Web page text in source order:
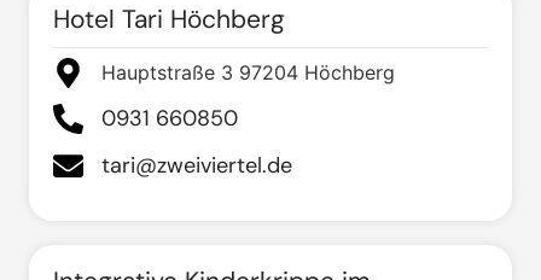
Hotel Tari Höchberg
Hauptstraße 3 97204 Höchberg
0931 660850
tari@zweiviertel.de